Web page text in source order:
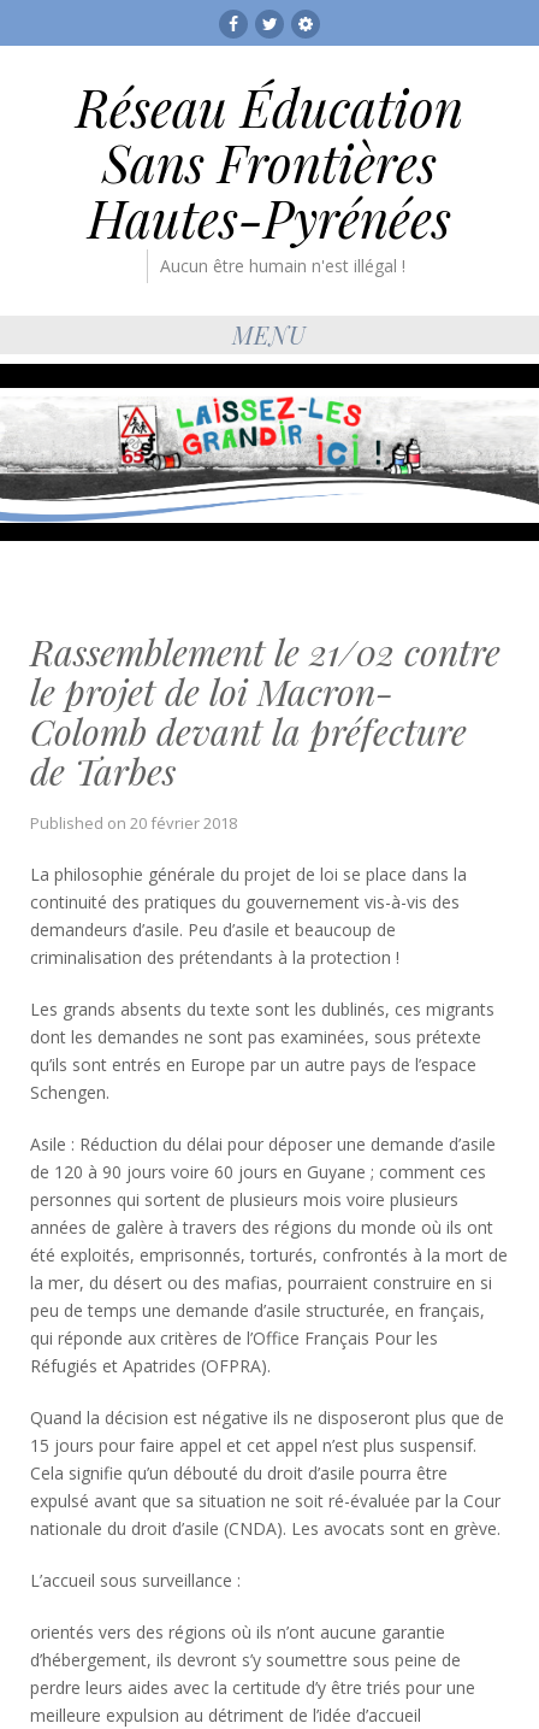
Facebook
TwitterRESF
Réseau Éducation
Sans Frontières
Hautes-Pyrénées
Aucun être humain n'est illégal !
MENU
Rassemblement le 21/02 contre
le projet de loi Macron-
Colomb devant la préfecture
de Tarbes
Published on 20 février 2018
La philosophie générale du projet de loi se place dans la
continuité des pratiques du gouvernement vis-à-vis des
demandeurs d’asile. Peu d’asile et beaucoup de
criminalisation des prétendants à la protection !
Les grands absents du texte sont les dublinés, ces migrants
dont les demandes ne sont pas examinées, sous prétexte
qu’ils sont entrés en Europe par un autre pays de l’espace
Schengen.
Asile : Réduction du délai pour déposer une demande d’asile
de 120 à 90 jours voire 60 jours en Guyane ; comment ces
personnes qui sortent de plusieurs mois voire plusieurs
années de galère à travers des régions du monde où ils ont
été exploités, emprisonnés, torturés, confrontés à la mort de
la mer, du désert ou des mafias, pourraient construire en si
peu de temps une demande d’asile structurée, en français,
qui réponde aux critères de l’Office Français Pour les
Réfugiés et Apatrides (OFPRA).
Quand la décision est négative ils ne disposeront plus que de
15 jours pour faire appel et cet appel n’est plus suspensif.
Cela signifie qu’un débouté du droit d’asile pourra être
expulsé avant que sa situation ne soit ré-évaluée par la Cour
nationale du droit d’asile (CNDA). Les avocats sont en grève.
L’accueil sous surveillance :
orientés vers des régions où ils n’ont aucune garantie
d’hébergement, ils devront s’y soumettre sous peine de
perdre leurs aides avec la certitude d’y être triés pour une
meilleure expulsion au détriment de l’idée d’accueil